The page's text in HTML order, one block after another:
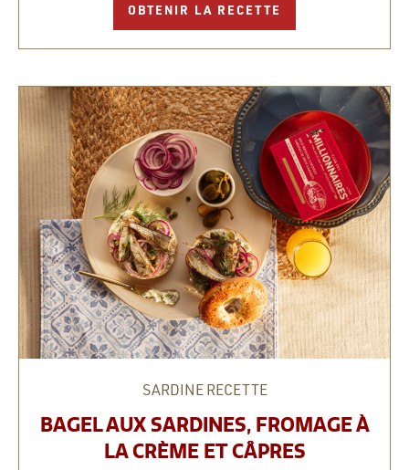
OBTENIR LA RECETTE
SARDINERECETTE
BAGEL AUX SARDINES, FROMAGE À
LA CRÈME ET CÂPRES